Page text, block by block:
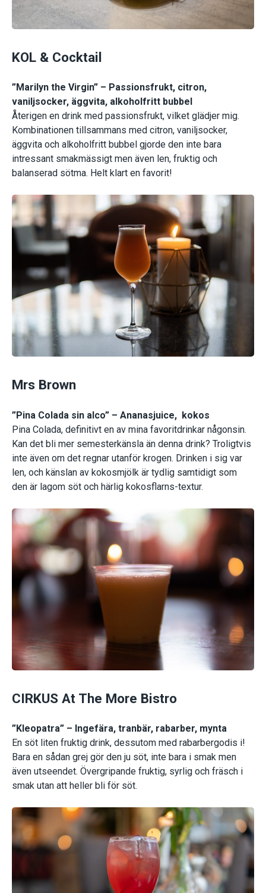
KOL & Cocktail
”Marilyn the Virgin” – Passionsfrukt, citron,
vaniljsocker, äggvita, alkoholfritt bubbel
Återigen en drink med passionsfrukt, vilket glädjer mig.
Kombinationen tillsammans med citron, vaniljsocker,
äggvita och alkoholfritt bubbel gjorde den inte bara
intressant smakmässigt men även len, fruktig och
balanserad sötma. Helt klart en favorit!
Mrs Brown
”Pina Colada sin alco” – Ananasjuice, kokos
Pina Colada, definitivt en av mina favoritdrinkar någonsin.
Kan det bli mer semesterkänsla än denna drink? Troligtvis
inte även om det regnar utanför krogen. Drinken i sig var
len, och känslan av kokosmjölk är tydlig samtidigt som
den är lagom söt och härlig kokosflarns-textur.
CIRKUS At The More Bistro
”Kleopatra” – Ingefära, tranbär, rabarber, mynta
En söt liten fruktig drink, dessutom med rabarbergodis i!
Bara en sådan grej gör den ju söt, inte bara i smak men
även utseendet. Övergripande fruktig, syrlig och fräsch i
smak utan att heller bli för söt.